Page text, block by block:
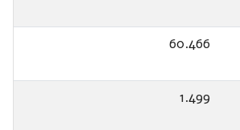
60.466
1.499